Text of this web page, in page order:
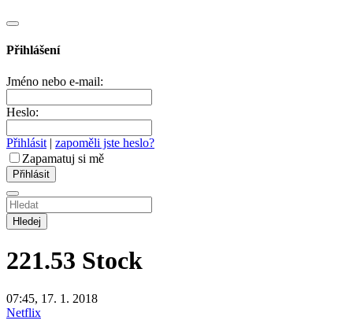
Přihlášení
Jméno nebo e-mail:
Heslo:
Přihlásit | zapoměli jste heslo?
Zapamatuj si mě
Hledej
221.53 Stock
07:45, 17. 1. 2018
Netflix